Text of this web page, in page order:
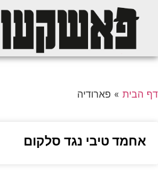
דף הבית » פארודיה
אחמד טיבי נגד סלקום